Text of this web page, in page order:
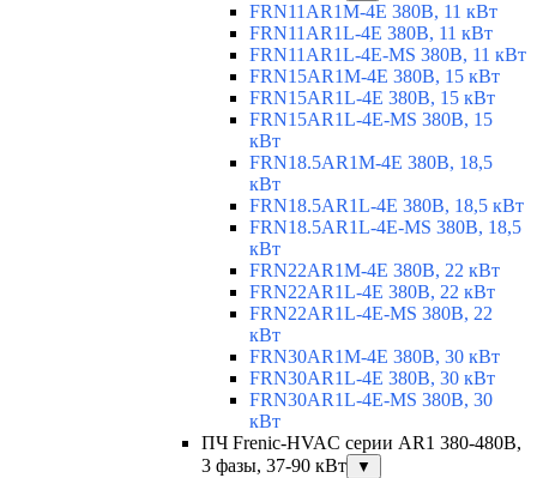
FRN11AR1M-4E 380В, 11 кВт
FRN11AR1L-4E 380В, 11 кВт
FRN11AR1L-4E-MS 380В, 11 кВт
FRN15AR1M-4E 380В, 15 кВт
FRN15AR1L-4E 380В, 15 кВт
FRN15AR1L-4E-MS 380В, 15
кВт
FRN18.5AR1M-4E 380В, 18,5
кВт
FRN18.5AR1L-4E 380В, 18,5 кВт
FRN18.5AR1L-4E-MS 380В, 18,5
кВт
FRN22AR1M-4E 380В, 22 кВт
FRN22AR1L-4E 380В, 22 кВт
FRN22AR1L-4E-MS 380В, 22
кВт
FRN30AR1M-4E 380В, 30 кВт
FRN30AR1L-4E 380В, 30 кВт
FRN30AR1L-4E-MS 380В, 30
кВт
ПЧ Frenic-HVAC серии AR1 380-480В,
3 фазы, 37-90 кВт
▼